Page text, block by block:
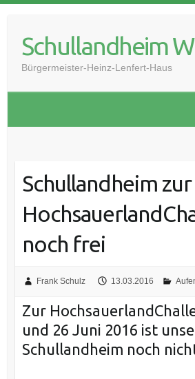
contentSchullandheim
Bürgermeister-Heinz-Lenfert-Haus
Schullandheim zur
noch frei
Frank Schulz 13.03.2016
Zur
und 26 Juni 2016 ist
Schullandheim noch